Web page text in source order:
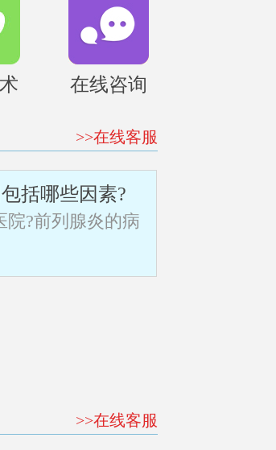
在线咨询
>>在线客服
括哪些因素?
院?前列腺炎的病
>>在线客服